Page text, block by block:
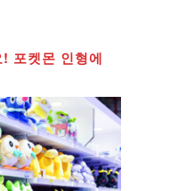
포켓몬 인형에